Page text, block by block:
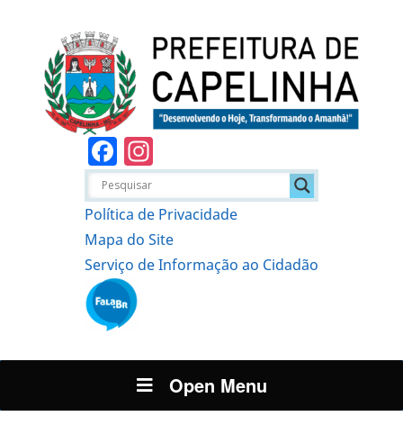
Facebook
Política de Privacidade
Mapa do Site
Serviço de Informação ao Cidadão
Open Menu